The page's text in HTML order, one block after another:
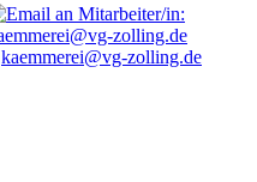
kaemmerei@vg-zolling.de